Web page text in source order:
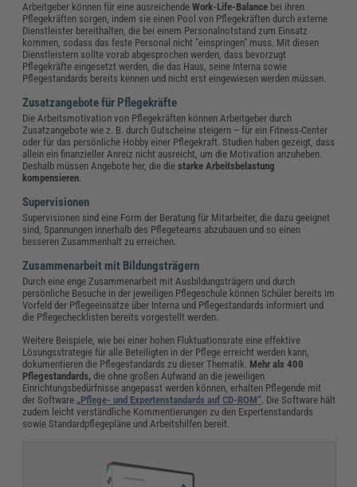
Arbeitgeber können für eine ausreichendeWork-Life-Balance bei ihren
Pflegekräften sorgen, indem sie einen Pool von Pflegekräften durch externe
Dienstleister bereithalten, die bei einem Personalnotstand zum Einsatz
kommen, sodass das feste Personal nicht "einspringen" muss. Mit diesen
Dienstleistern sollte vorab abgesprochen werden, dass bevorzugt
Pflegekräfte eingesetzt werden, die das Haus, seine Interna sowie
Pflegestandards bereits kennen und nicht erst eingewiesen werden müssen.
Zusatzangebote für Pflegekräfte
Die Arbeitsmotivation von Pflegekräften können Arbeitgeber durch
Zusatzangebote wie z. B. durch Gutscheine steigern – für ein Fitness-Center
oder für das persönliche Hobby einer Pflegekraft. Studien haben gezeigt, dass
allein ein finanzieller Anreiz nicht ausreicht, um die Motivation anzuheben.
Deshalb müssen Angebote her, die diestarke Arbeitsbelastung
kompensieren.
Supervisionen
Supervisionen sind eine Form der Beratung für Mitarbeiter, die dazu geeignet
sind, Spannungen innerhalb des Pflegeteams abzubauen und so einen
besseren Zusammenhalt zu erreichen.
Zusammenarbeit mit Bildungsträgern
Durch eine enge Zusammenarbeit mit Ausbildungsträgern und durch
persönliche Besuche in der jeweiligen Pflegeschule können Schüler bereits im
Vorfeld der Pflegeeinsätze über Interna und Pflegestandards informiert und
die Pflegechecklisten bereits vorgestellt werden.
Weitere Beispiele, wie bei einer hohen Fluktuationsrate eine effektive
Lösungsstrategie für alle Beteiligten in der Pflege erreicht werden kann,
dokumentieren die Pflegestandards zu dieser Thematik. Mehr als 400
Pflegestandards, die ohne großen Aufwand an die jeweiligen
Einrichtungsbedürfnisse angepasst werden können, erhalten Pflegende mit
der Software „Pflege- und Expertenstandards auf CD-ROM“. Die Software hält
zudem leicht verständliche Kommentierungen zu den Expertenstandards
sowie Standardpflegepläne und Arbeitshilfen bereit.